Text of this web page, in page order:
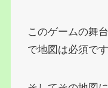
このゲームの舞
で地図は必須です